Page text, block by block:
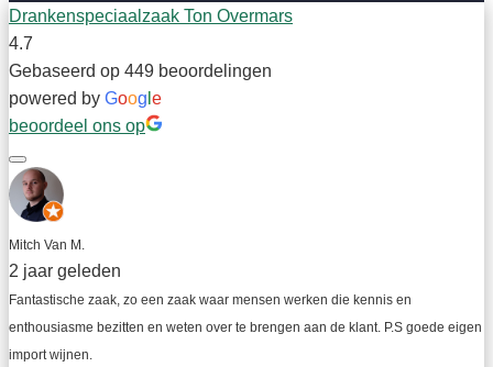
Drankenspeciaalzaak Ton Overmars
4.7
Gebaseerd op 449 beoordelingen
powered by Goog e
beoordeel ons op
Mitch Van M.
2 jaar geleden
Fantastische zaak, zo een zaak waar mensen werken die kennis en
enthousiasme bezitten en weten over te brengen aan de klant. P.S goede eigen
import wijnen.